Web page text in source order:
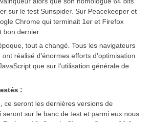
sur le test Sunspider. Sur Peacekeeper et
Chrome qui terminait 1er et Firefox
bon dernier.
tout a changé. Tous les navigateurs
réalisé d'énormes efforts d'optimisation
que sur l'utilisation générale de
:
ce seront les dernières versions de
seront sur le banc de test et parmi eux nous